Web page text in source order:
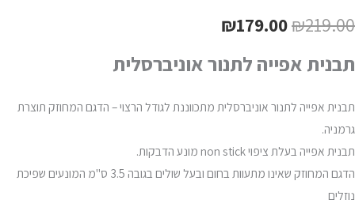
₪219.00
₪179.00
תבנית אפייה לתנור אוניברסלית
תבנית אפייה לתנור אוניברסלית מתכווננת לגודל הרצוי – הדגם המחוזק תוצרת
גרמניה.
תבנית אפייה בעלת ציפוי non stick מונע הדבקות.
הדגם המחוזק שאינו מתעוות בחום ובעל שולים בגובה 3.5 ס"מ המונעים שפיכת
נוזלים